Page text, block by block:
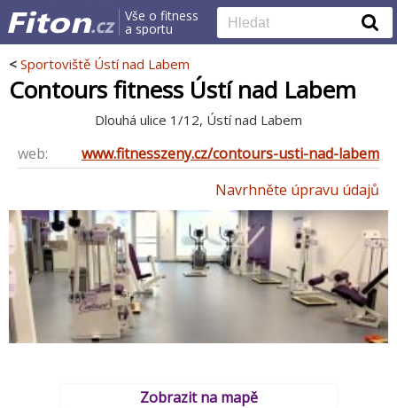
Vše o fitness
a sportu
< Sportoviště Ústí nad Labem
Contours fitness Ústí nad Labem
Dlouhá ulice 1/12, Ústí nad Labem
web:
www.fitnesszeny.cz/contours-usti-nad-labem
Navrhněte úpravu údajů
Zobrazit na mapě